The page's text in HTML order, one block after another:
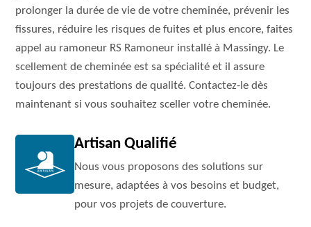
prolonger la durée de vie de votre cheminée, prévenir les
fissures, réduire les risques de fuites et plus encore, faites
appel au ramoneur RS Ramoneur installé à Massingy. Le
scellement de cheminée est sa spécialité et il assure
toujours des prestations de qualité. Contactez-le dès
maintenant si vous souhaitez sceller votre cheminée.
Artisan Qualifié
Nous vous proposons des solutions sur
mesure, adaptées à vos besoins et budget,
pour vos projets de couverture.